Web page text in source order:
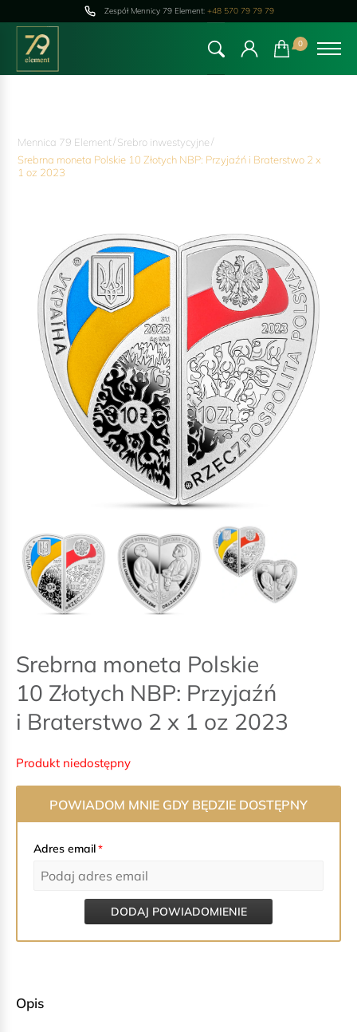
Zespół Mennicy 79 Element: +48 570 79 79 79
0
Mennica 79 Element/Srebro inwestycyjne/
Srebrna moneta Polskie 10 Złotych NBP: Przyjaźń i Braterstwo 2 x
1 oz 2023
Srebrna moneta Polskie
10 Złotych NBP: Przyjaźń
i Braterstwo 2 x 1 oz 2023
Produkt niedostępny
POWIADOM MNIE GDY BĘDZIE DOSTĘPNY
Adres email*
DODAJ POWIADOMIENIE
Opis